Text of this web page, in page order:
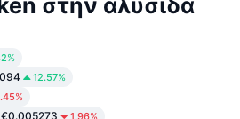
12.57%
€0.005273 1.96%